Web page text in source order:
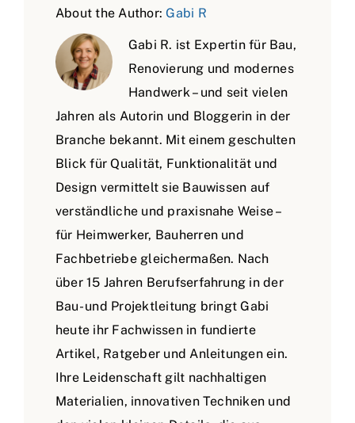
About the Author:Gabi R
Gabi R. ist Expertin für Bau,
Renovierung und modernes
Handwerk – und seit vielen
Jahren als Autorin und Bloggerin in der
Branche bekannt. Mit einem geschulten
Blick für Qualität, Funktionalität und
Design vermittelt sie Bauwissen auf
verständliche und praxisnahe Weise –
für Heimwerker, Bauherren und
Fachbetriebe gleichermaßen. Nach
über 15 Jahren Berufserfahrung in der
Bau- und Projektleitung bringt Gabi
heute ihr Fachwissen in fundierte
Artikel, Ratgeber und Anleitungen ein.
Ihre Leidenschaft gilt nachhaltigen
Materialien, innovativen Techniken und